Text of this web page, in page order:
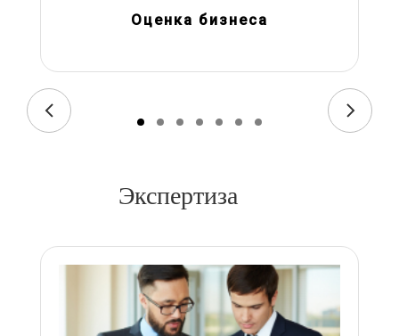
Оценка бизнеса
Экспертиза